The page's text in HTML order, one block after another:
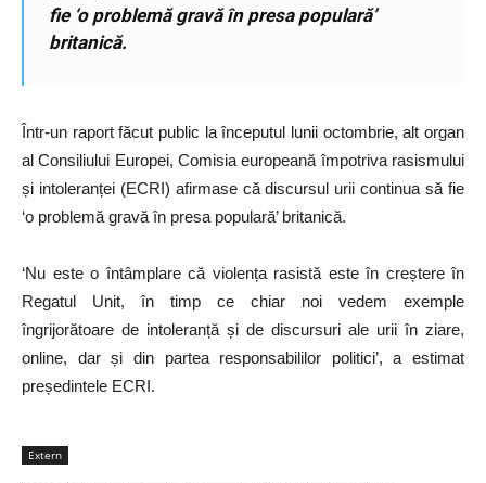
fie ‘o problemă gravă în presa populară’
britanică.
Într-un raport făcut public la începutul lunii octombrie, alt organ
al Consiliului Europei, Comisia europeană împotriva rasismului
și intoleranței (ECRI) afirmase că discursul urii continua să fie
‘o problemă gravă în presa populară’ britanică.
‘Nu este o întâmplare că violența rasistă este în creștere în
Regatul Unit, în timp ce chiar noi vedem exemple
îngrijorătoare de intoleranță și de discursuri ale urii în ziare,
online, dar și din partea responsabililor politici’, a estimat
președintele ECRI.
Extern